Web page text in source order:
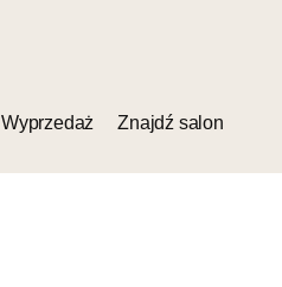
Wyprzedaż Znajdź salon